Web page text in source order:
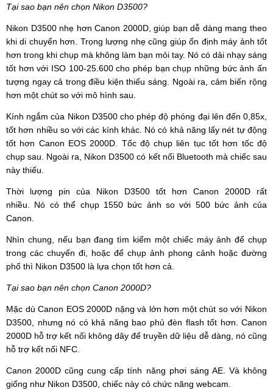
Tại sao bạn nên chọn Nikon D3500?
Nikon D3500 nhẹ hơn Canon 2000D, giúp bạn dễ dàng mang theo
khi di chuyển hơn. Trọng lượng nhẹ cũng giúp ổn định máy ảnh tốt
hơn trong khi chụp mà không làm bạn mỏi tay. Nó có dải nhạy sáng
tốt hơn với ISO 100-25.600 cho phép bạn chụp những bức ảnh ấn
tượng ngay cả trong điều kiện thiếu sáng. Ngoài ra, cảm biến rộng
hơn một chút so với mô hình sau.
Kính ngắm của Nikon D3500 cho phép độ phóng đại lên đến 0,85x,
tốt hơn nhiều so với các kính khác. Nó có khả năng lấy nét tự động
tốt hơn Canon EOS 2000D. Tốc độ chụp liên tục tốt hơn tốc độ
chụp sau. Ngoài ra, Nikon D3500 có kết nối Bluetooth mà chiếc sau
này thiếu.
Thời lượng pin của Nikon D3500 tốt hơn Canon 2000D rất
nhiều. Nó có thể chụp 1550 bức ảnh so với 500 bức ảnh của
Canon.
Nhìn chung, nếu bạn đang tìm kiếm một chiếc máy ảnh để chụp
trong các chuyến đi, hoặc để chụp ảnh phong cảnh hoặc đường
phố thì Nikon D3500 là lựa chọn tốt hơn cả.
Tại sao bạn nên chọn Canon 2000D?
Mặc dù Canon EOS 2000D nặng và lớn hơn một chút so với Nikon
D3500, nhưng nó có khả năng bao phủ đèn flash tốt hơn. Canon
2000D hỗ trợ kết nối không dây để truyền dữ liệu dễ dàng, nó cũng
hỗ trợ kết nối NFC.
Canon 2000D cũng cung cấp tính năng phơi sáng AE. Và không
giống như Nikon D3500, chiếc này có chức năng webcam.